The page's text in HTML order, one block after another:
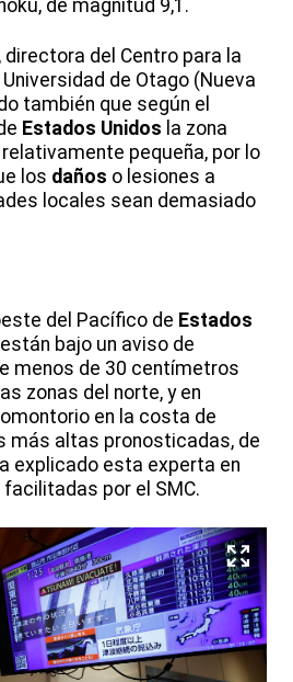
de magnitud 9,1.
, directora del Centro para la
de Otago (Nueva
también que según el
Estados Unidos la zona
pequeña, por lo
los daños o lesiones a
locales sean demasiado
del Pacífico de Estados
están bajo un aviso de
menos de 30 centímetros
zonas del norte, y en
en la costa de
más altas pronosticadas, de
explicado esta experta en
por el SMC.